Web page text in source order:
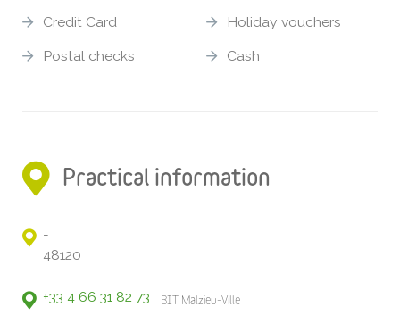
Credit Card
Postal checks
Holiday vouchers
Cash
Practical information
-
48120
+33 4 66 31 82 73 BIT Malzieu-Ville